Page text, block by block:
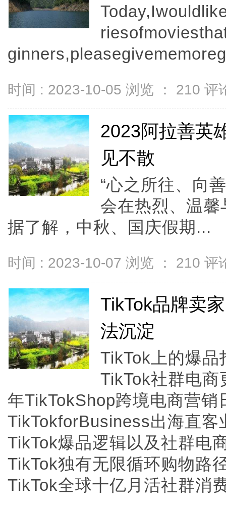
时间 : 2023-10-05 浏览 ： 210 评
2023阿拉善英
见不散
“心之所往、向
会在热烈、温
据了解，中秋、国庆假期...
时间 : 2023-10-07 浏览 ： 210 评
TikTok品牌卖
法沉淀
TikTok上的爆
TikTok社群电
年TikTokShop跨境电商营
TikTokforBusiness出海直
TikTok爆品逻辑以及社群电
TikTok独有无限循环购物路
TikTok全球十亿月活社群消